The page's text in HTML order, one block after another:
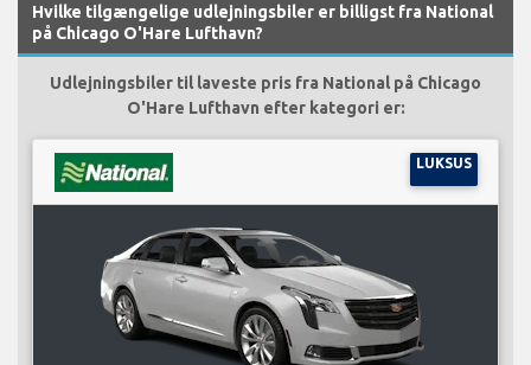
Hvilke tilgængelige udlejningsbiler er billigst fra National
på Chicago O'Hare Lufthavn?
Udlejningsbiler til laveste pris fra National på Chicago
O'Hare Lufthavn efter kategori er:
LUKSUS